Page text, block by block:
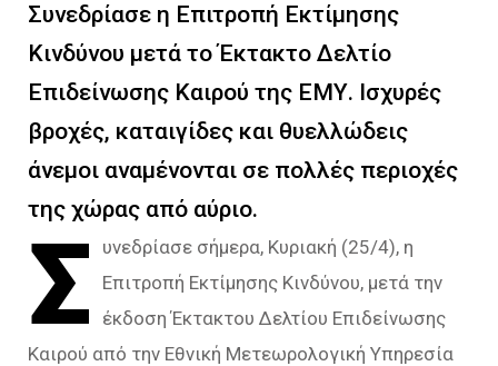
Συνεδρίασε η Επιτροπή Εκτίμησης
Κινδύνου μετά το Έκτακτο Δελτίο
Επιδείνωσης Καιρού της ΕΜΥ. Ισχυρές
βροχές, καταιγίδες και θυελλώδεις
άνεμοι αναμένονται σε πολλές περιοχές
της χώρας από αύριο.
Σ
υνεδρίασε σήμερα, Κυριακή (25/4), η
Επιτροπή Εκτίμησης Κινδύνου, μετά την
έκδοση Έκτακτου Δελτίου Επιδείνωσης
Καιρού από την Εθνική Μετεωρολογική Υπηρεσία